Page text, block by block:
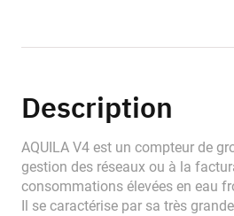
Description
AQUILA V4 est un compteur de
gestion des réseaux ou à la
consommations élevées en eau
Il se caractérise par sa très